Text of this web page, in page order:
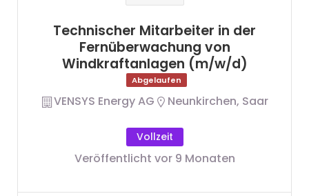
Technischer Mitarbeiter in der
Fernüberwachung von
Windkraftanlagen (m/w/d)
Abgelaufen
VENSYS Energy AG Neunkirchen, Saar
Vollzeit
Veröffentlicht vor 9 Monaten